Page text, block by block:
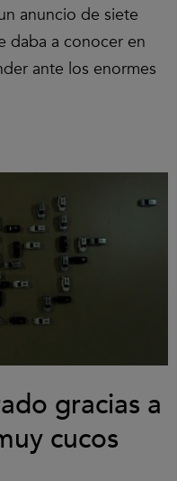
anuncio de siete
daba a conocer en
ante los enormes
gracias a
cucos